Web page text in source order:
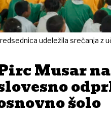
udeležila srečanja z
Musar
šolo